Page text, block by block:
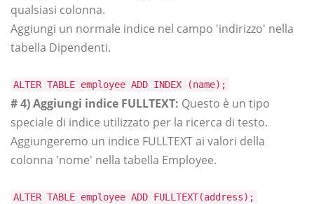
qualsiasi colonna.
Aggiungi un normale indice nel campo 'indirizzo' nella
tabella Dipendenti.
ALTER TABLE employee ADD INDEX (name);
# 4) Aggiungi indice FULLTEXT: Questo è un tipo
speciale di indice utilizzato per la ricerca di testo.
Aggiungeremo un indice FULLTEXT ai valori della
colonna 'nome' nella tabella Employee.
ALTER TABLE employee ADD FULLTEXT(address);